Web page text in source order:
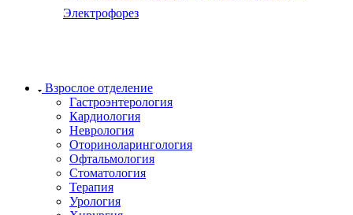
Электрофорез
Взрослое отделение
Гастроэнтерология
Кардиология
Неврология
Оториноларингология
Офтальмология
Стоматология
Терапия
Урология